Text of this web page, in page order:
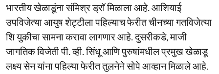
भारतीय खेळाडूंना संमिश्र ड्रॉ मिळाला आहे. आशियाई
उपविजेत्या आयुष शेट्टीला पहिल्याच फेरीत चीनच्या गतविजेत्या
शि युकीचा सामना करावा लागणार आहे. दुसरीकडे, माजी
जागतिक विजेती पी. व्ही. सिंधू आणि पुरुषांमधील प्रमुख खेळाडू
लक्ष्य सेन यांना पहिल्या फेरीत तुलनेने सोपे आव्हान मिळाले आहे.